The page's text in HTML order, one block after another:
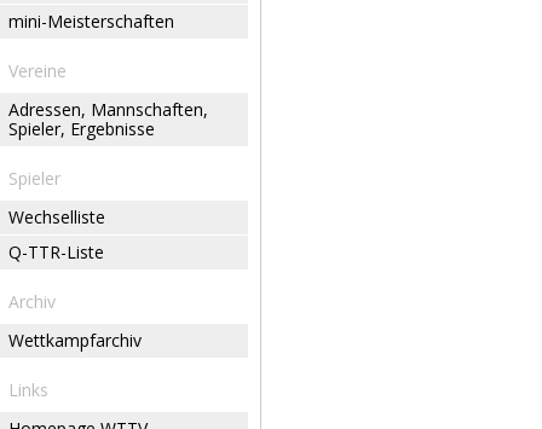
mini-Meisterschaften
Vereine
Adressen, Mannschaften,
Spieler, Ergebnisse
Spieler
Wechselliste
Q-TTR-Liste
Archiv
Wettkampfarchiv
Links